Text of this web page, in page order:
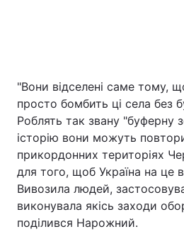
"Вони відселені саме тому,
просто бомбить ці села без
Роблять так звану "буферну
історію вони можуть
прикордонних територіях
для того, щоб Україна на це
Вивозила людей,
виконувала якісь заходи
поділився Нарожний.